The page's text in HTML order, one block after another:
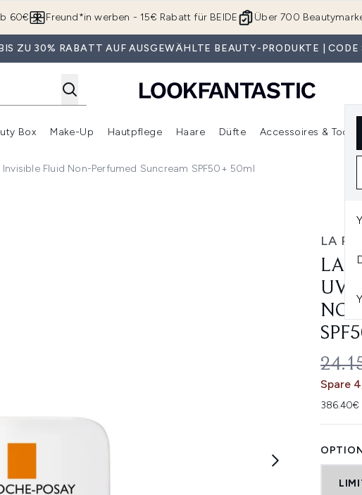
Zum Hauptinhalt springen
60€ Über 700
Freund*in werben - 15€ Rabatt für BEIDE
ZU 30% RABATT AUF AUSGEWÄHLTE BEAUTY-PRODUKTE | CODE
Untermenü Anmelden (Geschenke)Untermenü Anmelden (Marken)
Box
Untermenü Anmelden (Beauty Box)
Make-Up
Untermenü Anmelden (Make-Up)
Hautpflege
Untermenü Anmelden (Hautpflege)
Haare
Untermenü Anmelden (Haare)
Düfte Accessoires & Tools
Fluid Non-Perfumed Suncream SPF50+ 50ml
LA
LA
Spare
386.40€